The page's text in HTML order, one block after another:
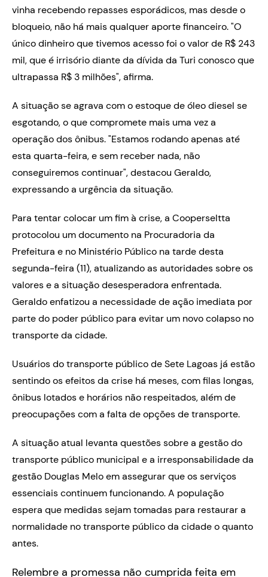
vinha recebendo repasses esporádicos, mas desde o
bloqueio, não há mais qualquer aporte financeiro. "O
único dinheiro que tivemos acesso foi o valor de R$ 243
mil, que é irrisório diante da dívida da Turi conosco que
ultrapassa R$ 3 milhões", afirma.
A situação se agrava com o estoque de óleo diesel se
esgotando, o que compromete mais uma vez a
operação dos ônibus. "Estamos rodando apenas até
esta quarta-feira, e sem receber nada, não
conseguiremos continuar", destacou Geraldo,
expressando a urgência da situação.
Para tentar colocar um fim à crise, a Cooperseltta
protocolou um documento na Procuradoria da
Prefeitura e no Ministério Público na tarde desta
segunda-feira (11), atualizando as autoridades sobre os
valores e a situação desesperadora enfrentada.
Geraldo enfatizou a necessidade de ação imediata por
parte do poder público para evitar um novo colapso no
transporte da cidade.
Usuários do transporte público de Sete Lagoas já estão
sentindo os efeitos da crise há meses, com filas longas,
ônibus lotados e horários não respeitados, além de
preocupações com a falta de opções de transporte.
A situação atual levanta questões sobre a gestão do
transporte público municipal e a irresponsabilidade da
gestão Douglas Melo em assegurar que os serviços
essenciais continuem funcionando. A população
espera que medidas sejam tomadas para restaurar a
normalidade no transporte público da cidade o quanto
antes.
Relembre a promessa não cumprida feita em